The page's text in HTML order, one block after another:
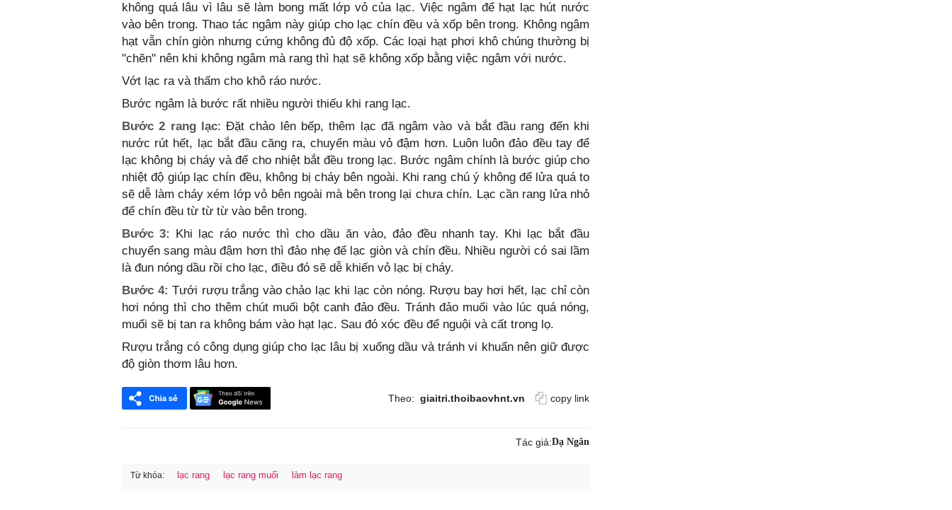
không quá lâu vì lâu sẽ làm bong mất lớp vỏ của lạc. Việc ngâm để hạt lạc hút nước
vào bên trong. Thao tác ngâm này giúp cho lạc chín đều và xốp bên trong. Không ngâm
hạt vẫn chín giòn nhưng cứng không đủ độ xốp. Các loại hạt phơi khô chúng thường bị
"chẽn" nên khi không ngâm mà rang thì hạt sẽ không xốp bằng việc ngâm với nước.
Vớt lạc ra và thấm cho khô ráo nước.
Bước ngâm là bước rất nhiều người thiếu khi rang lạc.
Bước 2 rang lạc: Đặt chảo lên bếp, thêm lạc đã ngâm vào và bắt đầu rang đến khi
nước rút hết, lạc bắt đầu căng ra, chuyển màu vỏ đậm hơn. Luôn luôn đảo đều tay để
lạc không bị cháy và để cho nhiệt bắt đều trong lạc. Bước ngâm chính là bước giúp cho
nhiệt độ giúp lạc chín đều, không bị cháy bên ngoài. Khi rang chú ý không để lửa quá to
sẽ dễ làm cháy xém lớp vỏ bên ngoài mà bên trong lại chưa chín. Lạc cần rang lửa nhỏ
để chín đều từ từ từ vào bên trong.
Bước 3: Khi lạc ráo nước thì cho dầu ăn vào, đảo đều nhanh tay. Khi lạc bắt đầu
chuyển sang màu đậm hơn thì đảo nhẹ để lạc giòn và chín đều. Nhiều người có sai lầm
là đun nóng dầu rồi cho lạc, điều đó sẽ dễ khiến vỏ lạc bị cháy.
Bước 4: Tưới rượu trắng vào chảo lạc khi lạc còn nóng. Rượu bay hơi hết, lạc chỉ còn
hơi nóng thì cho thêm chút muối bột canh đảo đều. Tránh đảo muối vào lúc quá nóng,
muối sẽ bị tan ra không bám vào hạt lạc. Sau đó xóc đều để nguội và cất trong lọ.
Rượu trắng có công dụng giúp cho lạc lâu bị xuống dầu và tránh vi khuẩn nên giữ được
độ giòn thơm lâu hơn.
Theo: giaitri.thoibaovhnt.vn copy link
Tác giả:Dạ Ngân
Từ khóa: lạc rang lạc rang muối làm lạc rang